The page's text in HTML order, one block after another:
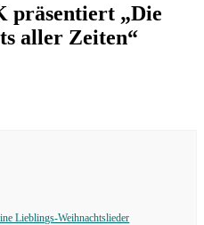
präsentiert „Die
aller Zeiten“
Lieblings-Weihnachtslieder